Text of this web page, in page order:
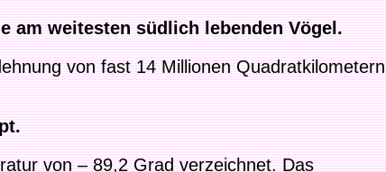
am weitesten südlich lebenden Vögel.
von fast 14 Millionen Quadratkilometern
von – 89,2 Grad verzeichnet. Das